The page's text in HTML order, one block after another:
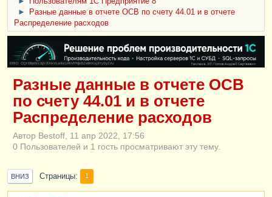
►
Разные данные в отчете ОСВ по счету 44.01 и в отчете
Распределение расходов
ERID: CQH36pWzJqVJD4xVLsnhcU4hVPNjkBZe8KKxjJiYySyZAz
Разные данные в отчете ОСВ
по счету 44.01 и в отчете
Распределение расходов
Автор Bestoff, 11 апр 2022, 17:56
0 Пользователей и 1 гость просматривают эту тему.
ВНИЗ Страницы 1